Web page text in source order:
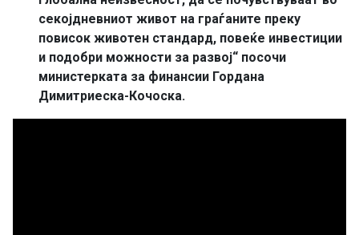
секојдневниот живот на граѓаните преку
повисок животен стандард, повеќе инвестиции
и подобри можности за развој“ посочи
министерката за финансии Гордана
Димитриеска-Кочоска.